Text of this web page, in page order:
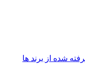
شده از برند ها